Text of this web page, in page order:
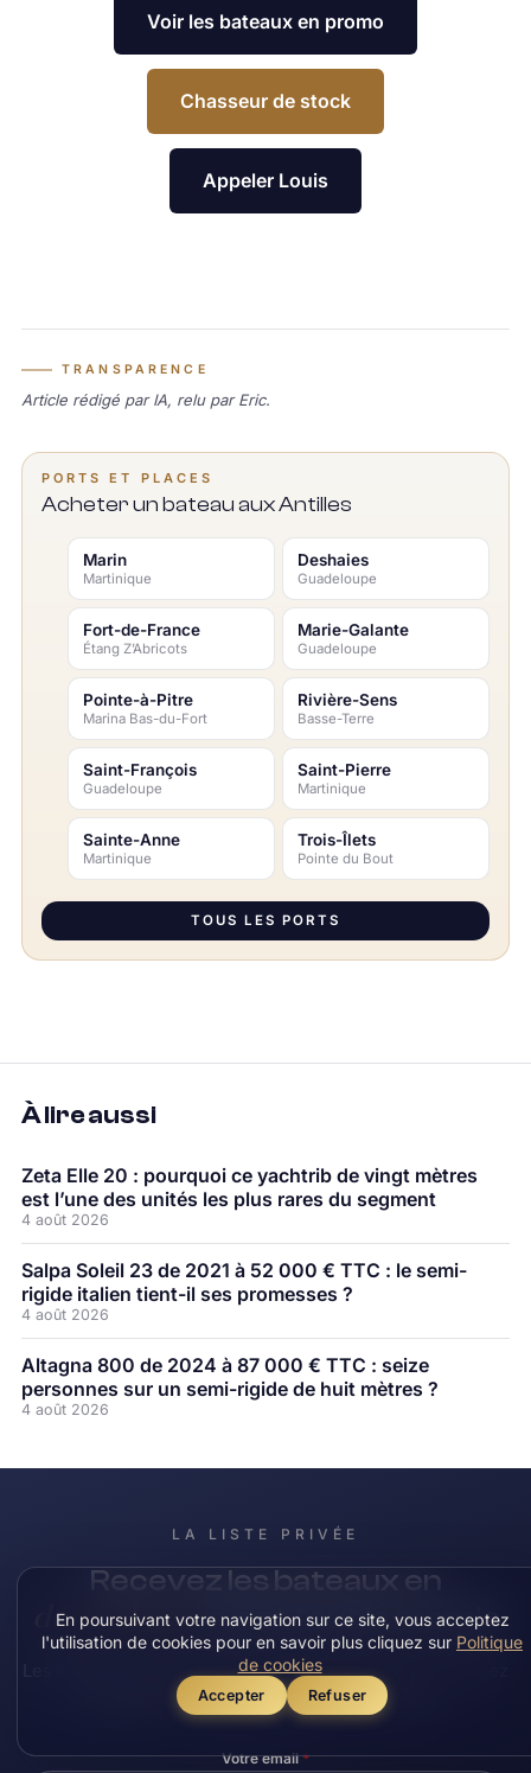
En poursuivant votre navigation sur ce site, vous acceptez
l'utilisation de cookies pour en savoir plus cliquez sur Politique
de cookies
Accepter Refuser
Voir les bateaux en promo
Chasseur de stock
Appeler Louis
TRANSPARENCE
Article rédigé par IA, relu par Eric.
PORTS ET PLACES
Acheter un bateau aux Antilles
Marin
Martinique
Deshaies
Guadeloupe
Fort-de-France
Étang Z’Abricots
Marie-Galante
Guadeloupe
Pointe-à-Pitre
Marina Bas-du-Fort
Rivière-Sens
Basse-Terre
Saint-François
Guadeloupe
Saint-Pierre
Martinique
Sainte-Anne
Martinique
Trois-Îlets
Pointe du Bout
TOUS LES PORTS
À lire aussi
Zeta Elle 20 : pourquoi ce yachtrib de vingt mètres
est l’une des unités les plus rares du segment
4 août 2026
Salpa Soleil 23 de 2021 à 52 000 € TTC : le semi-
rigide italien tient-il ses promesses ?
4 août 2026
Altagna 800 de 2024 à 87 000 € TTC : seize
personnes sur un semi-rigide de huit mètres ?
4 août 2026
LA LISTE PRIVÉE
Recevez les bateaux en
déstockageavant tout le monde
Les meilleures affaires partent en quelques jours. Laissez
votre email : vous êtes prévenu en premier.
Votre email*